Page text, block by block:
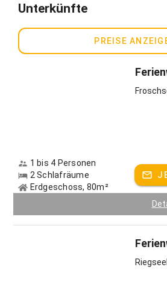
Unterkünfte
PREISE
1 bis 4 Personen
2 Schlafräume
Erdgeschoss, 80m²